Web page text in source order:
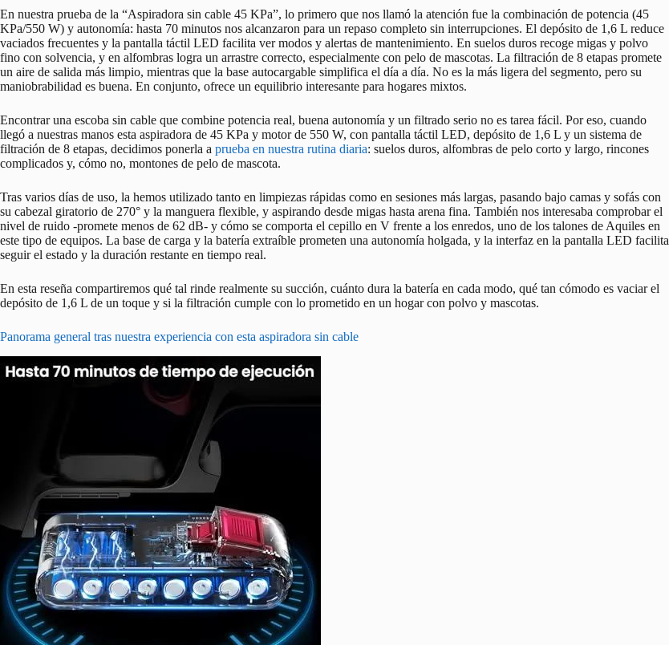
En nuestra prueba de la “Aspiradora sin cable 45 KPa”, lo primero que nos llamó la atención fue la combinación de potencia (45
KPa/550 W) y autonomía: hasta 70 minutos nos alcanzaron para un repaso completo sin interrupciones. El depósito de 1,6 L reduce
vaciados frecuentes y la pantalla táctil LED facilita ver modos y alertas de mantenimiento. En suelos duros recoge migas y polvo
fino con solvencia, y en alfombras logra un arrastre correcto, especialmente con pelo de mascotas. La filtración de 8 etapas promete
un aire de salida más limpio, mientras que la base autocargable simplifica el día a día. No es la más ligera del segmento, pero su
maniobrabilidad es buena. En conjunto, ofrece un equilibrio interesante para hogares mixtos.
Encontrar una escoba sin cable que combine potencia real, buena autonomía y un filtrado serio no es tarea fácil. Por eso, cuando
llegó a nuestras manos esta aspiradora de 45 KPa y motor de 550 W, con pantalla táctil LED, depósito de 1,6 L y un sistema de
filtración de 8 etapas, decidimos ponerla a prueba en nuestra rutina diaria: suelos duros, alfombras de pelo corto y largo, rincones
complicados y, cómo no, montones de pelo de mascota.
Tras varios días de uso, la hemos utilizado tanto en limpiezas rápidas como en sesiones más largas, pasando bajo camas y sofás con
su cabezal giratorio de 270° y la manguera flexible, y aspirando desde migas hasta arena fina. También nos interesaba comprobar el
nivel de ruido -promete menos de 62 dB- y cómo se comporta el cepillo en V frente a los enredos, uno de los talones de Aquiles en
este tipo de equipos. La base de carga y la batería extraíble prometen una autonomía holgada, y la interfaz en la pantalla LED facilita
seguir el estado y la duración restante en tiempo real.
En esta reseña compartiremos qué tal rinde realmente su succión, cuánto dura la batería en cada modo, qué tan cómodo es vaciar el
depósito de 1,6 L de un toque y si la filtración cumple con lo prometido en un hogar con polvo y mascotas.
Panorama general tras nuestra experiencia con esta aspiradora sin cable